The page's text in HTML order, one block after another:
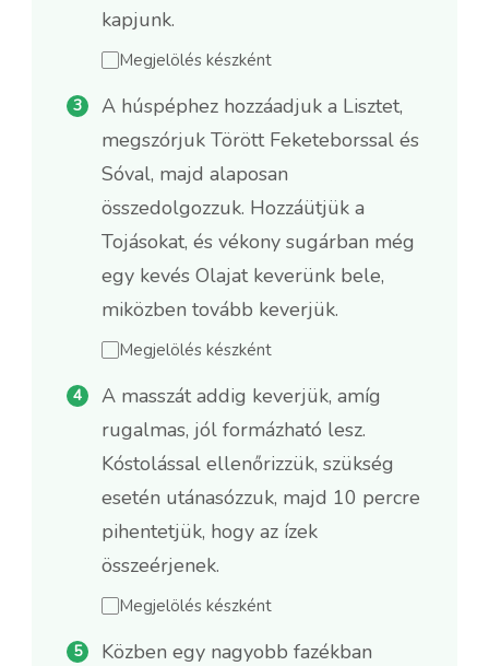
kapjunk.
Megjelölés készként
A húspéphez hozzáadjuk a Lisztet,
megszórjuk Törött Feketeborssal és
Sóval, majd alaposan
összedolgozzuk. Hozzáütjük a
Tojásokat, és vékony sugárban még
egy kevés Olajat keverünk bele,
miközben tovább keverjük.
Megjelölés készként
A masszát addig keverjük, amíg
rugalmas, jól formázható lesz.
Kóstolással ellenőrizzük, szükség
esetén utánasózzuk, majd 10 percre
pihentetjük, hogy az ízek
összeérjenek.
Megjelölés készként
Közben egy nagyobb fazékban